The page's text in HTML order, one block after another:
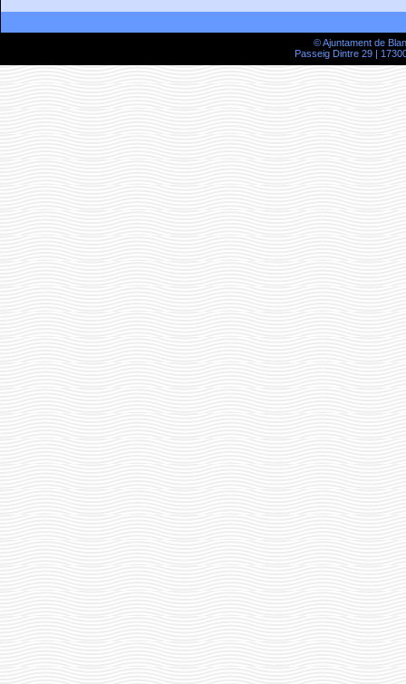
© Ajuntament de
Passeig Dintre 29 |